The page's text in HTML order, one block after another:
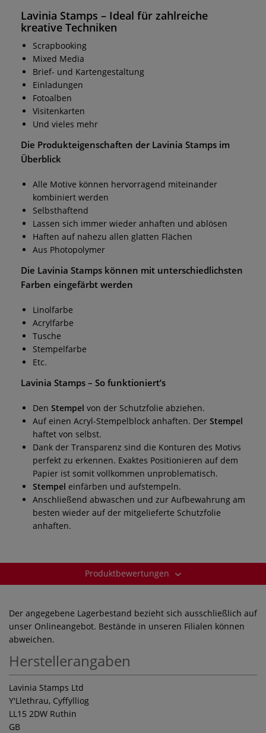
Lavinia Stamps – Ideal für zahlreiche
kreative Techniken
Scrapbooking
Mixed Media
Brief- und Kartengestaltung
Einladungen
Fotoalben
Visitenkarten
Und vieles mehr
Die Produkteigenschaften der Lavinia Stamps im
Überblick
Alle Motive können hervorragend miteinander
kombiniert werden
Selbsthaftend
Lassen sich immer wieder anhaften und ablösen
Haften auf nahezu allen glatten Flächen
Aus Photopolymer
Die Lavinia Stamps können mit unterschiedlichsten
Farben eingefärbt werden
Linolfarbe
Acrylfarbe
Tusche
Stempelfarbe
Etc.
Lavinia Stamps – So funktioniert’s
Den Stempel von der Schutzfolie abziehen.
Auf einen Acryl-Stempelblock anhaften. Der Stempel
haftet von selbst.
Dank der Transparenz sind die Konturen des Motivs
perfekt zu erkennen. Exaktes Positionieren auf dem
Papier ist somit vollkommen unproblematisch.
Stempel einfärben und aufstempeln.
Anschließend abwaschen und zur Aufbewahrung am
besten wieder auf der mitgelieferte Schutzfolie
anhaften.
Produktbewertungen
Der angegebene Lagerbestand bezieht sich ausschließlich auf
unser Onlineangebot. Bestände in unseren Filialen können
abweichen.
Herstellerangaben
Lavinia Stamps Ltd
Y'Llethrau, Cyffylliog
LL15 2DW Ruthin
GB